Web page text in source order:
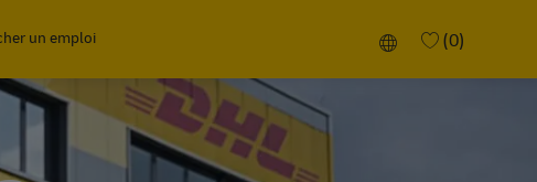
un emploi Language selected
(0)